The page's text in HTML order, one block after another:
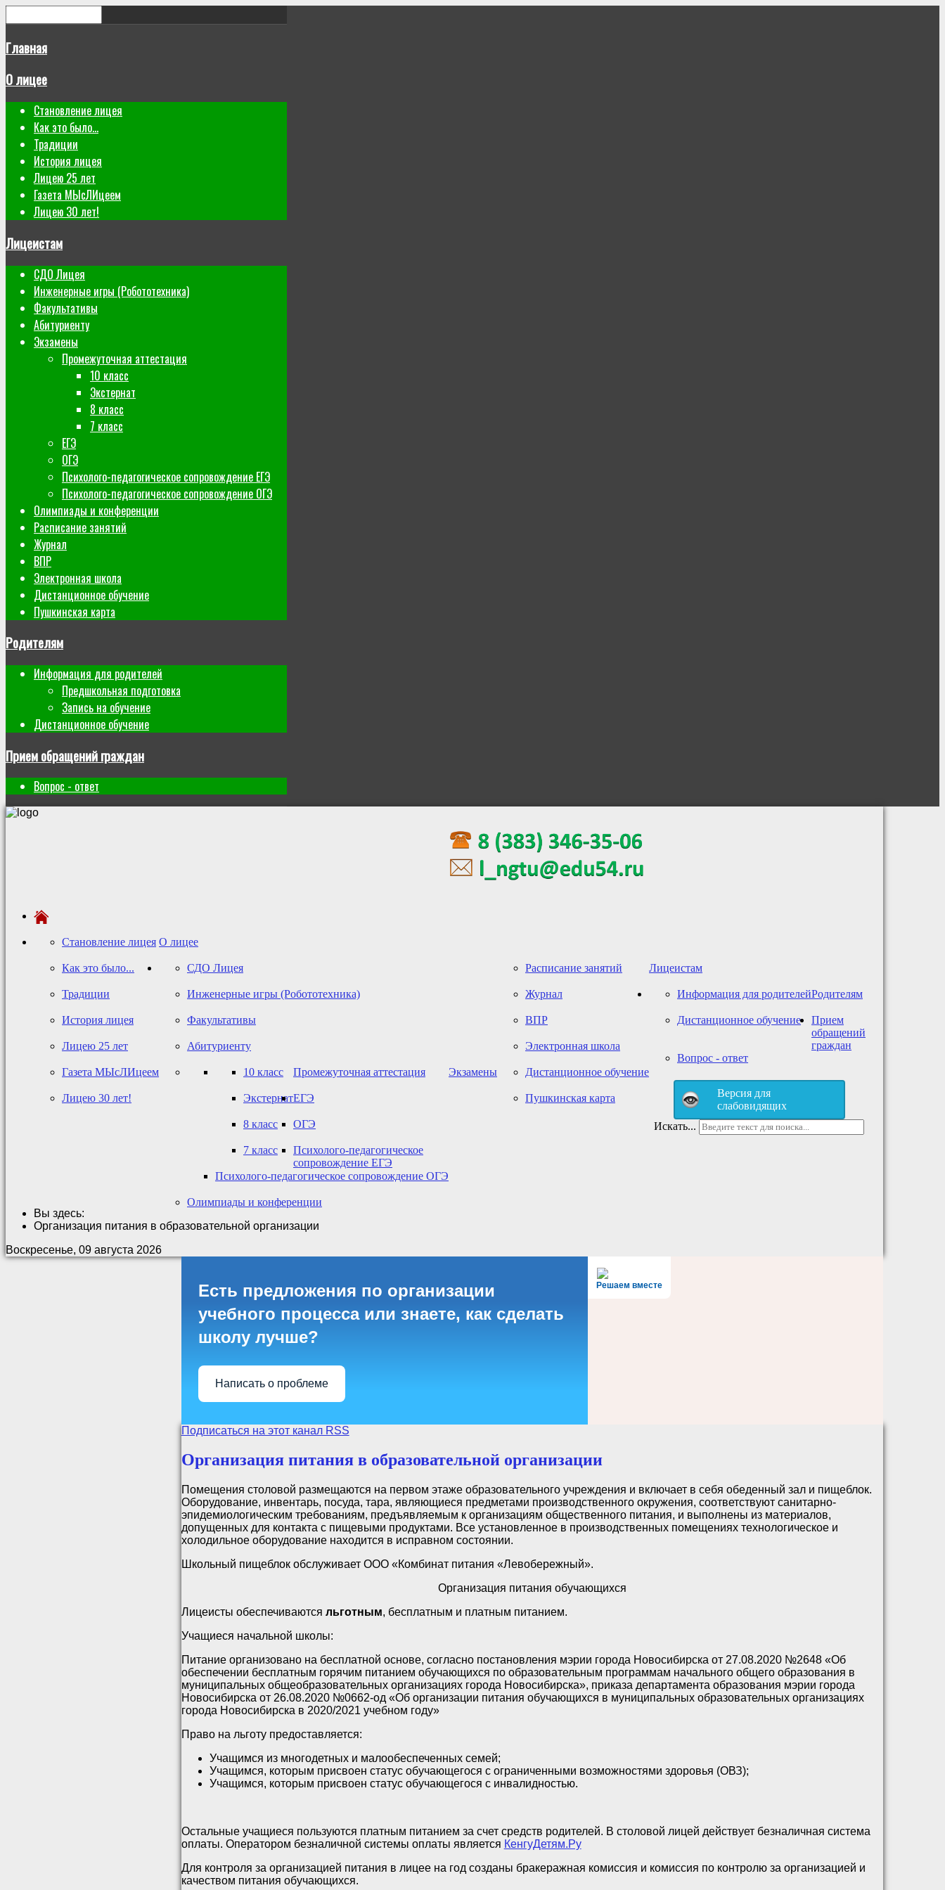
Главная
О лицее
Становление лицея
Как это было...
Традиции
История лицея
Лицею 25 лет
Газета МЫсЛИцеем
Лицею 30 лет!
Лицеистам
СДО Лицея
Инженерные игры (Робототехника)
Факультативы
Абитуриенту
Экзамены
Промежуточная аттестация
10 класс
Экстернат
8 класс
7 класс
ЕГЭ
ОГЭ
Психолого-педагогическое сопровождение ЕГЭ
Психолого-педагогическое сопровождение ОГЭ
Олимпиады и конференции
Расписание занятий
Журнал
ВПР
Электронная школа
Дистанционное обучение
Пушкинская карта
Родителям
Информация для родителей
Предшкольная подготовка
Запись на обучение
Дистанционное обучение
Прием обращений граждан
Вопрос - ответ
О лицее
Становление лицея
Как это было...
Традиции
История лицея
Лицею 25 лет
Газета МЫсЛИцеем
Лицею 30 лет!
Лицеистам
СДО Лицея
Инженерные игры (Робототехника)
Факультативы
Абитуриенту
Экзамены
Промежуточная аттестация
10 класс
Экстернат
8 класс
7 класс
ЕГЭ
ОГЭ
Психолого-педагогическое
сопровождение ЕГЭ
Психолого-педагогическое сопровождение ОГЭ
Олимпиады и конференции
Расписание занятий
Журнал
ВПР
Электронная школа
Дистанционное обучение
Пушкинская карта
Родителям
Информация для родителей
Дистанционное обучение
Прием
обращений
граждан
Вопрос - ответ
Версия для
слабовидящих
Искать...
Вы здесь:
Организация питания в образовательной организации
Воскресенье, 09 августа 2026
Решаем вместе
Есть предложения по организации
учебного процесса или знаете, как сделать
школу лучше?
Написать о проблеме
Подписаться на этот канал RSS
Организация питания в образовательной организации
Помещения столовой размещаются на первом этаже образовательного учреждения и включает в себя обеденный зал и пищеблок.
Оборудование, инвентарь, посуда, тара, являющиеся предметами производственного окружения, соответствуют санитарно-
эпидемиологическим требованиям, предъявляемым к организациям общественного питания, и выполнены из материалов,
допущенных для контакта с пищевыми продуктами. Все установленное в производственных помещениях технологическое и
холодильное оборудование находится в исправном состоянии.
Школьный пищеблок обслуживает ООО «Комбинат питания «Левобережный».
Организация питания обучающихся
Лицеисты обеспечиваются льготным, бесплатным и платным питанием.
Учащиеся начальной школы:
Питание организовано на бесплатной основе, согласно постановления мэрии города Новосибирска от 27.08.2020 №2648 «Об
обеспечении бесплатным горячим питанием обучающихся по образовательным программам начального общего образования в
муниципальных общеобразовательных организациях города Новосибирска», приказа департамента образования мэрии города
Новосибирска от 26.08.2020 №0662-од «Об организации питания обучающихся в муниципальных образовательных организациях
города Новосибирска в 2020/2021 учебном году»
Право на льготу предоставляется:
Учащимся из многодетных и малообеспеченных семей;
Учащимся, которым присвоен статус обучающегося с ограниченными возможностями здоровья (ОВЗ);
Учащимся, которым присвоен статус обучающегося с инвалидностью.
Остальные учащиеся пользуются платным питанием за счет средств родителей. В столовой лицей действует безналичная система
оплаты. Оператором безналичной системы оплаты является Кен­гу­Детям.Ру
Для контроля за организацией питания в лицее на год созданы бракеражная комиссия и комиссия по контролю за организацией и
качеством питания обучающихся.